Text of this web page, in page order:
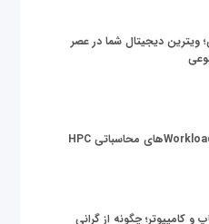
ویترین دیجیتال شما در عصر
کامپیوتر؛ چگونه از گرانی